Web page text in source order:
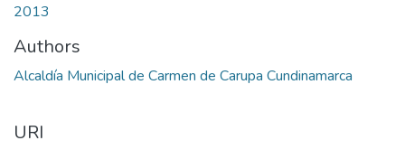
2013
Authors
Alcaldía Municipal de Carmen de Carupa Cundinamarca
URI